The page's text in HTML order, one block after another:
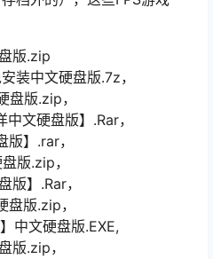
版.zip
装中文硬盘版.7z，
盘版.zip，
文硬盘版】.Rar，
】.rar，
版.zip，
版】.Rar，
版.zip，
中文硬盘版.EXE,
版.zip，